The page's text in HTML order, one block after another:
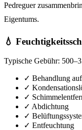
Pedreguer
Eigentums.
💧
Typische Gebühr:
✓ Behandlung
✓
✓
✓ Abdichtung
✓
✓ Entfeuchtung